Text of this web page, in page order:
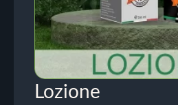
Lozione